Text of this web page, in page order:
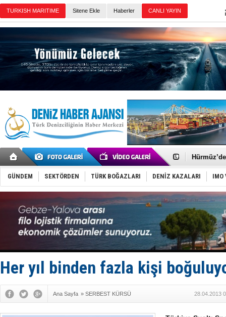
Sitene Ekle Haberler
Keşfedildi:
D-Marin,
Van’da
ASEAN
TAYK -
İstanbul
Tersane
İngiliz
DESE,
GÜNDEM SEKTÖRDEN TÜRK BOĞAZLARI DENİZ KAZALARI IMO
Her yıl binden fazla kişi
Ana Sayfa » SERBEST KÜRSÜ 28.04.2013